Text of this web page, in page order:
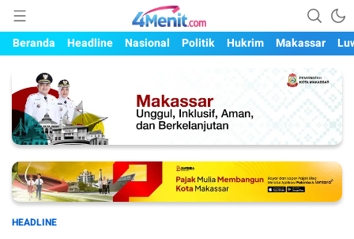
4menit.com
Mengungkap Kisah, Setiap Hari
Beranda
Headline Nasional Politik Hukrim Makassar
HEADLINE